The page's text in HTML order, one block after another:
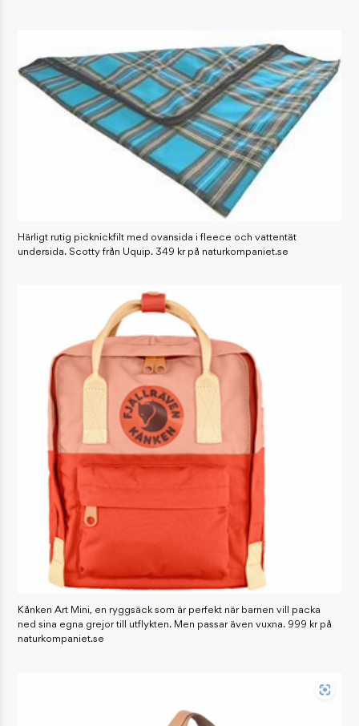
Härligt rutig picknickfilt med ovansida i fleece och vattentät
undersida. Scotty från Uquip. 349 kr på naturkompaniet.se
Kånken Art Mini, en ryggsäck som är perfekt när barnen vill packa
ned sina egna grejor till utflykten. Men passar även vuxna. 999 kr på
naturkompaniet.se